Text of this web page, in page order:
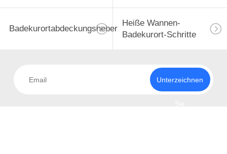
Badekurortabdeckungsheber
Heiße Wannen-
Badekurort-Schritte
Unterzeichnen